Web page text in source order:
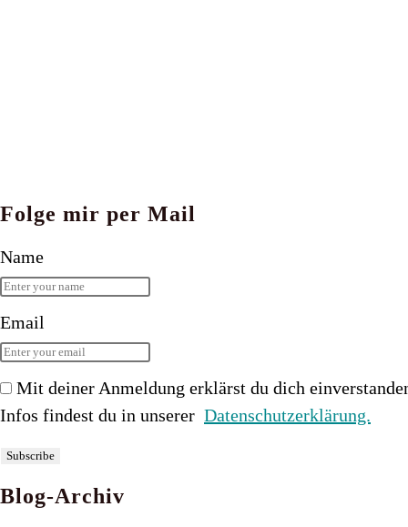
Folge mir per Mail
Name
Email
Mit deiner Anmeldung erklärst du dich
Infos findest du in unserer Datenschutzerklärung.
Blog-Archiv